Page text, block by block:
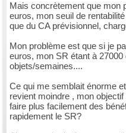
Mais concrètement que mon
euros, mon seuil de
que du CA prévisionnel,
Mon problème est que si je
euros, mon SR étant à
objets/semaines....
Ce qui me semblait énorme
revient moindre , mon
faire plus facilement des
rapidement le SR?